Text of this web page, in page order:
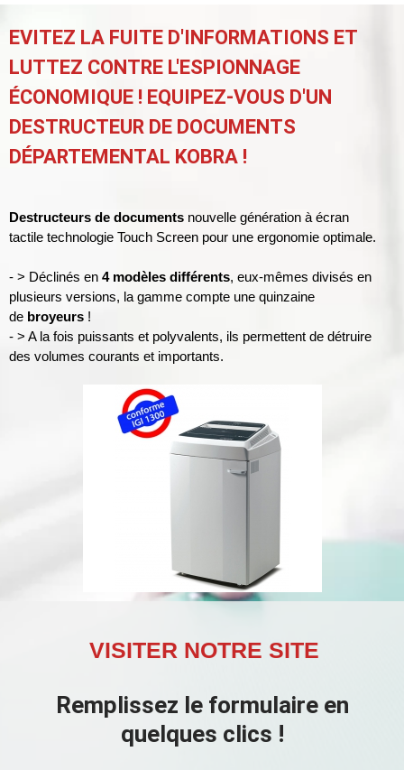
EVITEZ LA FUITE D'INFORMATIONS ET
LUTTEZ CONTRE L'ESPIONNAGE
ÉCONOMIQUE ! EQUIPEZ-VOUS D'UN
DESTRUCTEUR DE DOCUMENTS
DÉPARTEMENTAL KOBRA !
Destructeurs de documents nouvelle génération à écran
tactile technologie Touch Screen pour une ergonomie optimale.
- > Déclinés en 4 modèles différents, eux-mêmes divisés en
plusieurs versions, la gamme compte une quinzaine
de broyeurs !
- > A la fois puissants et polyvalents, ils permettent de détruire
des volumes courants et importants.
VISITER NOTRE SITE
Remplissez le formulaire en
quelques clics !